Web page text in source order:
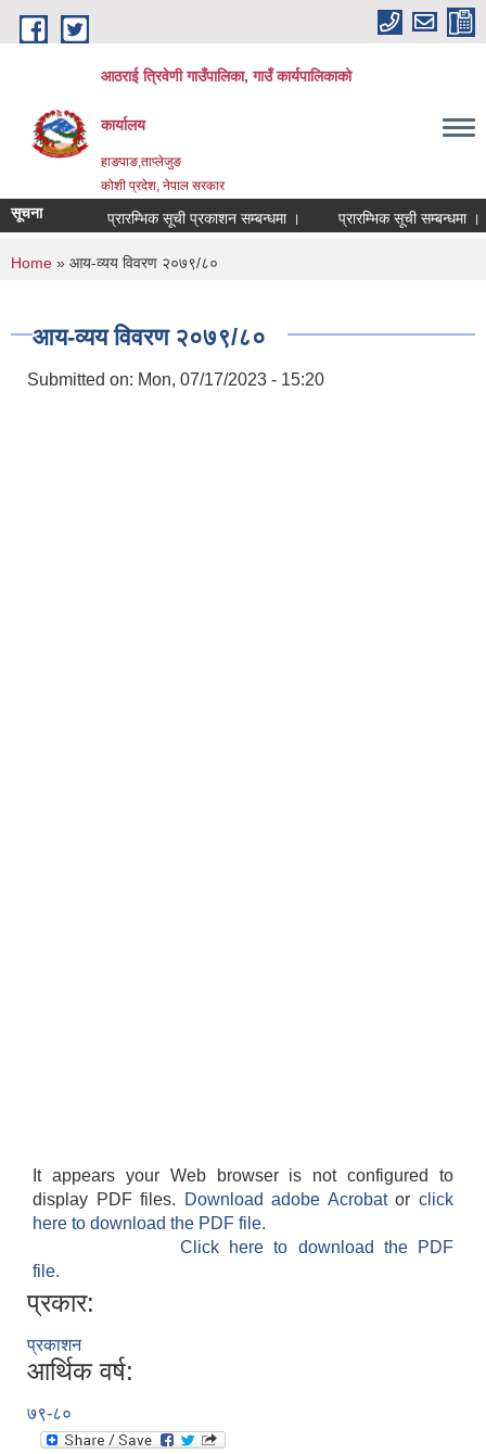
Skip to main content
आठराई त्रिवेणी गाउँपालिका, गाउँ कार्यपालिकाको
कार्यालय
हाङपाङ,ताप्लेजुङ
कोशी प्रदेश, नेपाल सरकार
सूचना प्रारम्भिक सूची प्रकाशन सम्बन्धमा । प्रारम्भिक सूची सम्बन्धमा ।
You are here
Home » आय‍-व्यय विवरण २०७९/८०
आय‍-व्यय विवरण २०७९/८०
Submitted on: Mon, 07/17/2023 - 15:20
It appears your Web browser is not configured to
display PDF files.
Download adobe Acrobatorclick
here to download the PDF file.
Click here to download the PDF
file.
प्रकार:
प्रकाशन
आर्थिक वर्ष:
७९-८०